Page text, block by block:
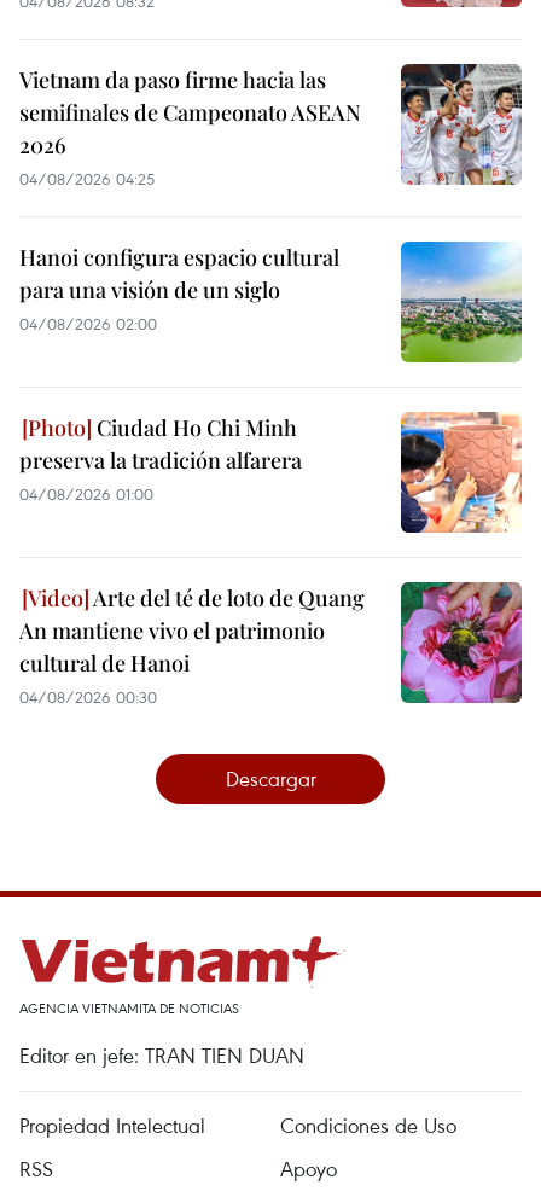
Vietnam da paso firme hacia las
semifinales de Campeonato ASEAN
2026
04/08/2026 04:25
Hanoi configura espacio cultural
para una visión de un siglo
04/08/2026 02:00
Ciudad Ho Chi Minh
preserva la tradición alfarera
04/08/2026 01:00
Arte del té de loto de Quang
An mantiene vivo el patrimonio
cultural de Hanoi
04/08/2026 00:30
Descargar
AGENCIA VIETNAMITA DE NOTICIAS
Editor en jefe: TRAN TIEN DUAN
Propiedad Intelectual
Condiciones de Uso
RSS
Apoyo